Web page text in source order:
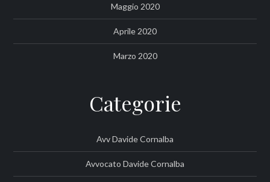
Maggio 2020
Aprile 2020
Marzo 2020
Categorie
Avv Davide Cornalba
Avvocato Davide Cornalba